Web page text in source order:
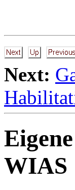
Next:
WIAS